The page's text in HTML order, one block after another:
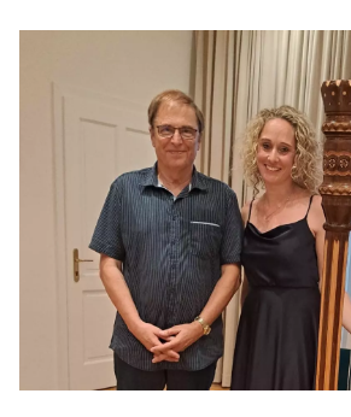
Viktringer Ring 26, 9020 Celovec
office@mohorjeva.at